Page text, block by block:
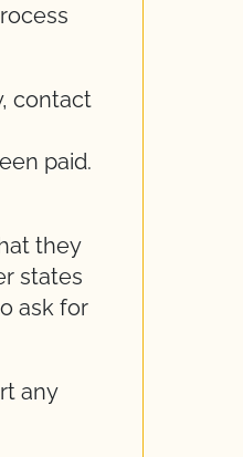
contact
paid.
they
states
ask for
any